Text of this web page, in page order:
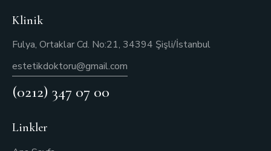
Klinik
Fulya, Ortaklar Cd. No:21, 34394 Şişli/İstanbul
estetikdoktoru@gmail.com
(0212) 347 07 00
Linkler